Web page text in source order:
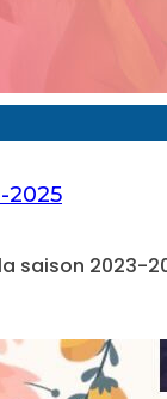
2025
saison 2023-